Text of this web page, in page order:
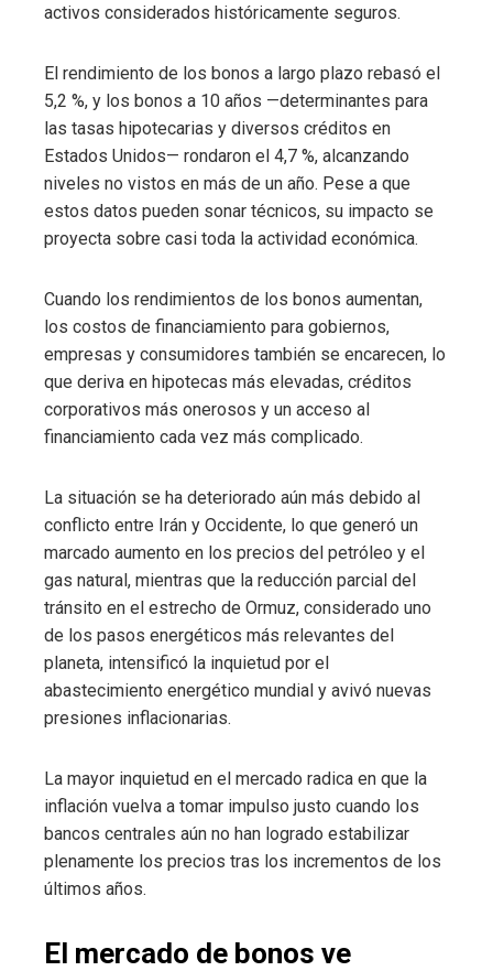
activos considerados históricamente seguros.
El rendimiento de los bonos a largo plazo rebasó el
5,2 %, y los bonos a 10 años —determinantes para
las tasas hipotecarias y diversos créditos en
Estados Unidos— rondaron el 4,7 %, alcanzando
niveles no vistos en más de un año. Pese a que
estos datos pueden sonar técnicos, su impacto se
proyecta sobre casi toda la actividad económica.
Cuando los rendimientos de los bonos aumentan,
los costos de financiamiento para gobiernos,
empresas y consumidores también se encarecen, lo
que deriva en hipotecas más elevadas, créditos
corporativos más onerosos y un acceso al
financiamiento cada vez más complicado.
La situación se ha deteriorado aún más debido al
conflicto entre Irán y Occidente, lo que generó un
marcado aumento en los precios del petróleo y el
gas natural, mientras que la reducción parcial del
tránsito en el estrecho de Ormuz, considerado uno
de los pasos energéticos más relevantes del
planeta, intensificó la inquietud por el
abastecimiento energético mundial y avivó nuevas
presiones inflacionarias.
La mayor inquietud en el mercado radica en que la
inflación vuelva a tomar impulso justo cuando los
bancos centrales aún no han logrado estabilizar
plenamente los precios tras los incrementos de los
últimos años.
El mercado de bonos ve